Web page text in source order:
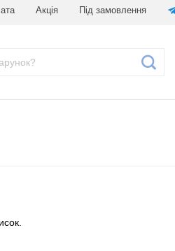
Акція Під замовлення